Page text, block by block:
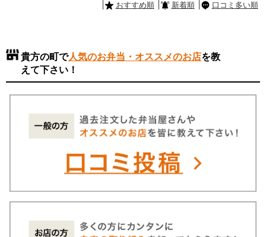
おすすめ順 新着順 口コミ多い順
貴方の町で人気のお弁当・オススメのお店を教
えて下さい！